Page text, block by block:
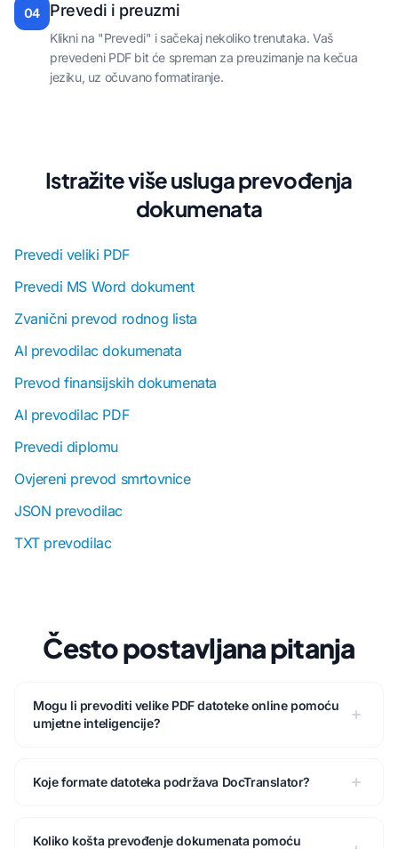
04 Prevedi i preuzmi
Klikni na "Prevedi" i sačekaj nekoliko trenutaka. Vaš
prevedeni PDF bit će spreman za preuzimanje na kečua
jeziku, uz očuvano formatiranje.
Istražite više usluga prevođenja
dokumenata
Prevedi veliki PDF
Prevedi MS Word dokument
Zvanični prevod rodnog lista
AI prevodilac dokumenata
Prevod finansijskih dokumenata
AI prevodilac PDF
Prevedi diplomu
Ovjereni prevod smrtovnice
JSON prevodilac
TXT prevodilac
Često postavljana pitanja
Mogu li prevoditi velike PDF datoteke online pomoću
umjetne inteligencije?
Koje formate datoteka podržava DocTranslator?
Koliko košta prevođenje dokumenata pomoću